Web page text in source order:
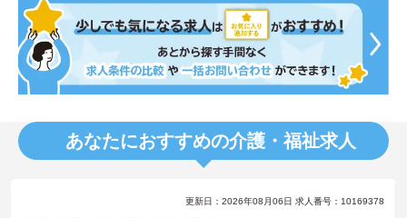
あなたにおすすめの介護・福祉求人
更新日：2026年08月06日 求人番号：10169378